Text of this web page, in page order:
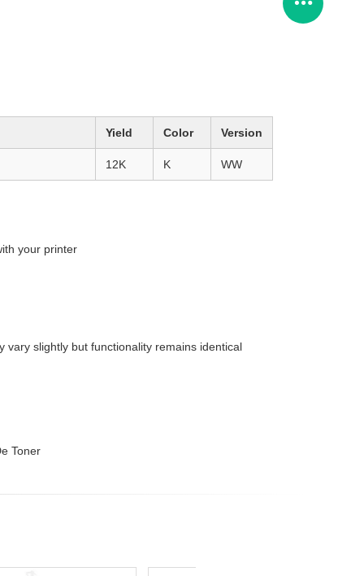
Yield Color Version
12K K WW
your printer
vary slightly but functionality remains identical
Toner